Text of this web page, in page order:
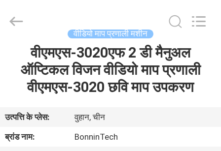
उत्पादों
वीडियो
वीडियो माप प्रणाली मशीन
वीएमएस-3020एफ 2 डी मैनुअल
ऑप्टिकल विजन वीडियो माप प्रणाली
वीएमएस-3020 छवि माप उपकरण
उत्पत्ति के प्लेस:
वुहान, चीन
ब्रांड नाम:
BonninTech